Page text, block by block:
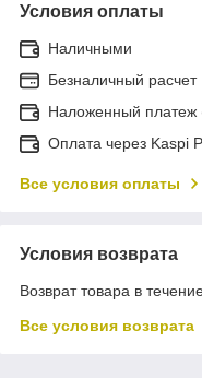
Условия оплаты
Наличными
Безналичный расчет
Наложенный платеж
Оплата через Kaspi
Все условия оплаты
Условия возврата
Возврат товара в
Все условия возврата